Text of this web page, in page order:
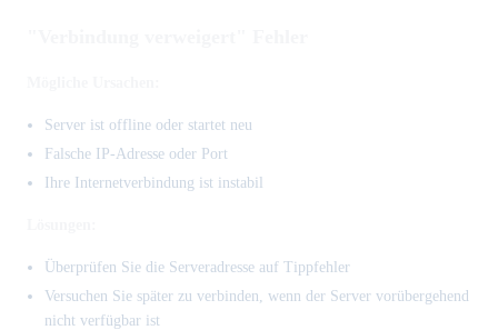
Server ist offline oder startet neu
Falsche IP-Adresse oder Port
Ihre Internetverbindung ist instabil
Überprüfen Sie die Serveradresse auf Tippfehler
Versuchen Sie später zu verbinden, wenn der Server vorübergehend
nicht verfügbar ist